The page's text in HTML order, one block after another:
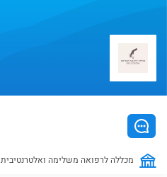
מכללה לרפואה משלימה ואלטרנטיבית